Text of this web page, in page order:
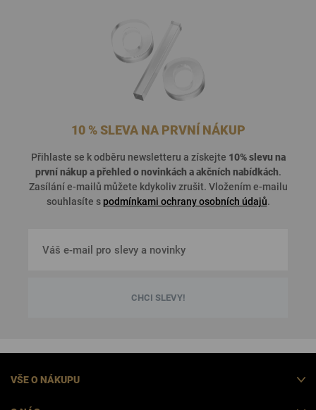
10 % SLEVA NA PRVNÍ NÁKUP
Přihlaste se k odběru newsletteru a získejte 10% slevu na
první nákup a přehled o novinkách a akčních nabídkách.
Zasílání e-mailů můžete kdykoliv zrušit. Vložením e-mailu
souhlasíte s podmínkami ochrany osobních údajů.
CHCI SLEVY!
VŠE O NÁKUPU